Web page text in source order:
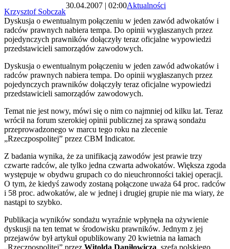
Krzysztof Sobczak
30.04.2007 | 02:00Aktualności
Dyskusja o ewentualnym połączeniu w jeden zawód adwokatów i
radców prawnych nabiera tempa. Do opinii wygłaszanych przez
pojedynczych prawników dołączyły teraz oficjalne wypowiedzi
przedstawicieli samorządów zawodowych.
Dyskusja o ewentualnym połączeniu w jeden zawód adwokatów i
radców prawnych nabiera tempa. Do opinii wygłaszanych przez
pojedynczych prawników dołączyły teraz oficjalne wypowiedzi
przedstawicieli samorządów zawodowych.
Temat nie jest nowy, mówi się o nim co najmniej od kilku lat. Teraz
wrócił na forum szerokiej opinii publicznej za sprawą sondażu
przeprowadzonego w marcu tego roku na zlecenie
„Rzeczpospolitej” przez CBM Indicator.
Z badania wynika, że za unifikacją zawodów jest prawie trzy
czwarte radców, ale tylko jedna czwarta adwokatów. Większa zgoda
występuje w obydwu grupach co do nieuchronności takiej operacji.
O tym, że kiedyś zawody zostaną połączone uważa 64 proc. radców
i 58 proc. adwokatów, ale w jednej i drugiej grupie nie ma wiary, że
nastąpi to szybko.
Publikacja wyników sondażu wyraźnie wpłynęła na ożywienie
dyskusji na ten temat w środowisku prawników. Jednym z jej
przejawów był artykuł opublikowany 20 kwietnia na łamach